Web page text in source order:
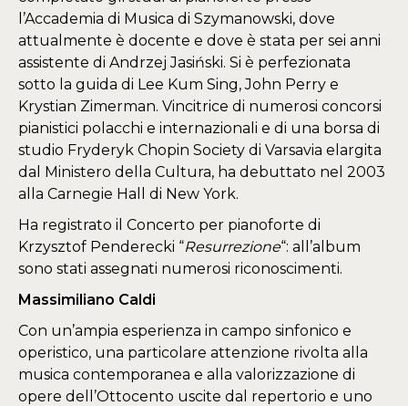
l’Accademia di Musica di Szymanowski, dove
attualmente è docente e dove è stata per sei anni
assistente di Andrzej Jasiński. Si è perfezionata
sotto la guida di Lee Kum Sing, John Perry e
Krystian Zimerman. Vincitrice di numerosi concorsi
pianistici polacchi e internazionali e di una borsa di
studio Fryderyk Chopin Society di Varsavia elargita
dal Ministero della Cultura, ha debuttato nel 2003
alla Carnegie Hall di New York.
Ha registrato il Concerto per pianoforte di
Krzysztof Penderecki “Resurrezione“: all’album
sono stati assegnati numerosi riconoscimenti.
Massimiliano Caldi
Con un’ampia esperienza in campo sinfonico e
operistico, una particolare attenzione rivolta alla
musica contemporanea e alla valorizzazione di
opere dell’Ottocento uscite dal repertorio e uno